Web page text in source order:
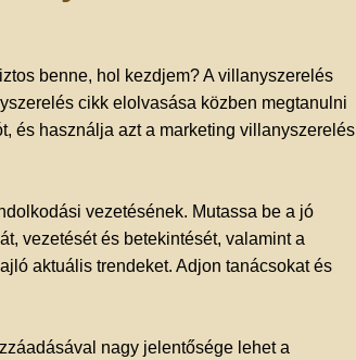
benne, hol kezdjem? A villanyszerelés
cikk elolvasása közben megtanulni
és használja azt a marketing villanyszerelés
vezetésének. Mutassa be a jó
vezetését és betekintését, valamint a
aktuális trendeket. Adjon tanácsokat és
nagy jelentősége lehet a